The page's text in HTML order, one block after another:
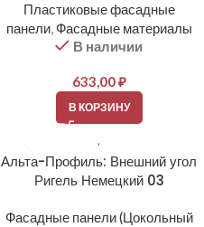
Пластиковые фасадные
панели, Фасадные материалы
В наличии
633,00₽
В КОРЗИНУ
Альта-Профиль: Внешний угол
Ригель Немецкий 03
Фасадные панели (Цокольный